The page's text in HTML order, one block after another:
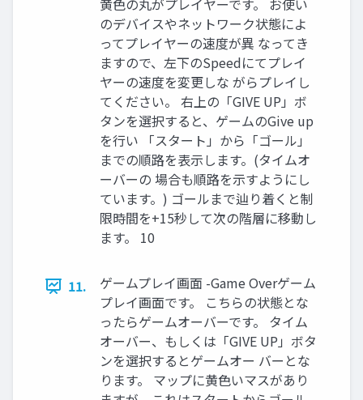
黄色の丸がプレイヤーです。 お使い
のデバイスやネットワーク状態によ
ってプレイヤーの速度が異 なってき
ますので、左下のSpeedにてプレイ
ヤーの速度を変更しな がらプレイし
てください。 右上の「GIVE UP」ボ
タンを選択すると、ゲームのGive up
を行い 「スタート」から「ゴール」
までの順路を表示します。(タイムオ
ーバーの 場合も順路を示すようにし
ています。) ゴールまで辿り着くと制
限時間を+15秒して次の階層に移動し
ます。 10
11.
ゲームプレイ画面 -Game Overゲーム
プレイ画面です。 こちらの状態とな
ったらゲームオーバーです。 タイム
オーバー、もしくは「GIVE UP」ボタ
ンを選択するとゲームオー バーとな
ります。 マップに黄色いマスがあり